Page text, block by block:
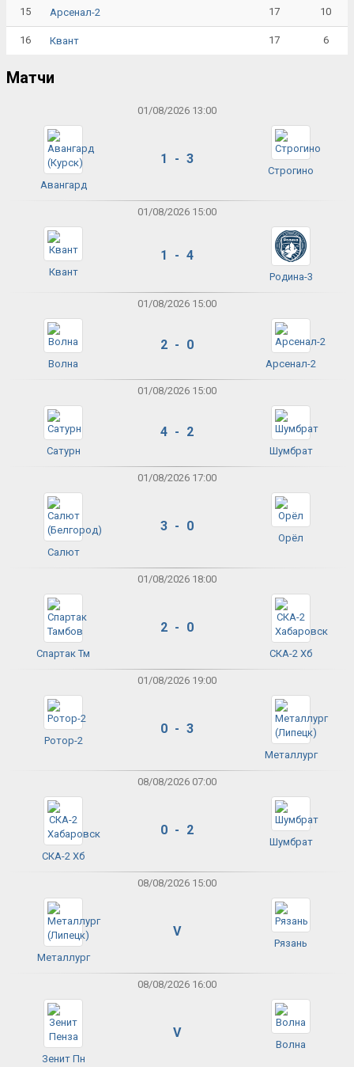
15 Арсенал-2 17 10
16 Квант 17 6
Матчи
01/08/2026 13:00
Авангард
1 - 3
Строгино
01/08/2026 15:00
Квант
1 - 4
Родина-3
01/08/2026 15:00
Волна
2 - 0
Арсенал-2
01/08/2026 15:00
Сатурн
4 - 2
Шумбрат
01/08/2026 17:00
Салют
3 - 0
Орёл
01/08/2026 18:00
Спартак Тм
2 - 0
СКА-2 Хб
01/08/2026 19:00
Ротор-2
0 - 3
Металлург
08/08/2026 07:00
СКА-2 Хб
0 - 2
Шумбрат
08/08/2026 15:00
Металлург
V
Рязань
08/08/2026 16:00
Зенит Пн
V
Волна